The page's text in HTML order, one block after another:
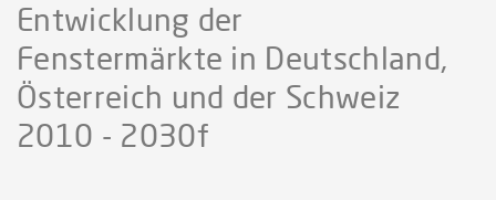
Entwicklung der
Fenstermärkte in Deutschland,
Österreich und der Schweiz
2010 - 2030f